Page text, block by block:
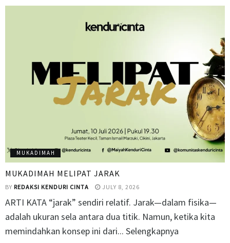
MUKADIMAH
MUKADIMAH MELIPAT JARAK
BY REDAKSI KENDURI CINTA JULY 8, 2026
ARTI KATA “jarak” sendiri relatif. Jarak—dalam fisika—
adalah ukuran sela antara dua titik. Namun, ketika kita
memindahkan konsep ini dari... Selengkapnya